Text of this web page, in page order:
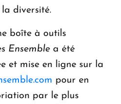
diversité.
boîte à outils
Ensemble a été
et mise en ligne sur la
pour en
par le plus